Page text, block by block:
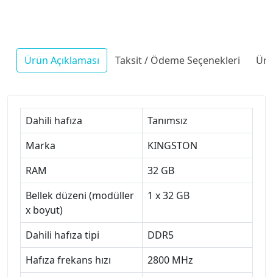
Ürün Açıklaması Taksit / Ödeme Seçenekleri
Dahili hafıza
Tanımsız
Marka
KINGSTON
RAM
32 GB
Bellek düzeni (modüller
x boyut)
1 x 32 GB
Dahili hafıza tipi
DDR5
Hafıza frekans hızı
2800 MHz